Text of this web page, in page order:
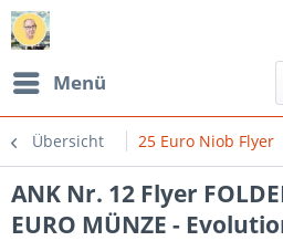
Menü
Übersicht 25 Euro Niob Flyer
ANK Nr. 12 Flyer
EURO MÜNZE -